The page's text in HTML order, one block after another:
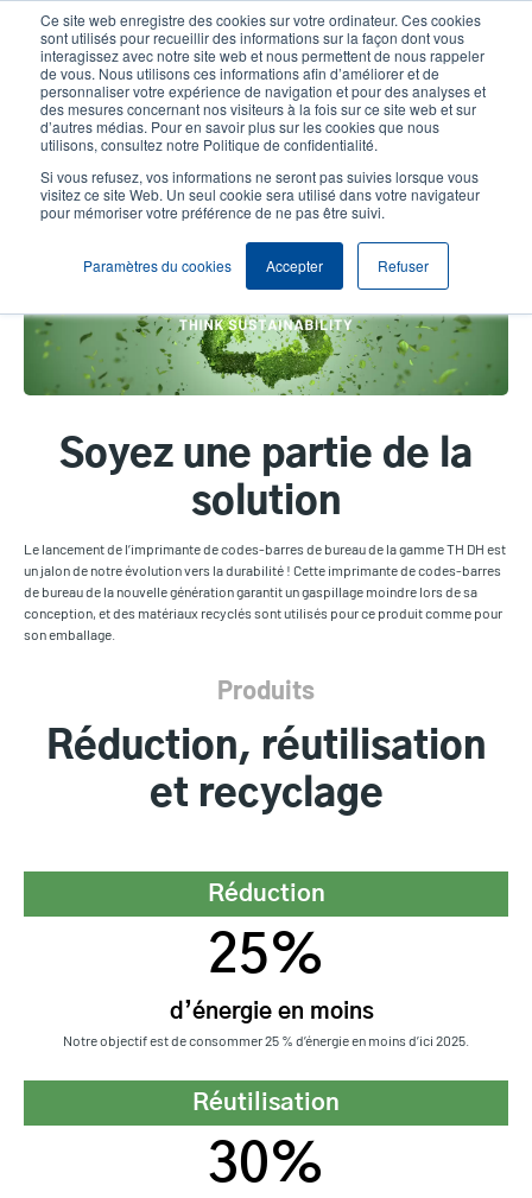
Ce site web enregistre des cookies sur votre ordinateur. Ces cookies
sont utilisés pour recueillir des informations sur la façon dont vous
interagissez avec notre site web et nous permettent de nous rappeler
de vous. Nous utilisons ces informations afin d’améliorer et de
personnaliser votre expérience de navigation et pour des analyses et
des mesures concernant nos visiteurs à la fois sur ce site web et sur
d’autres médias. Pour en savoir plus sur les cookies que nous
utilisons, consultez notre Politique de confidentialité.
Si vous refusez, vos informations ne seront pas suivies lorsque vous
visitez ce site Web. Un seul cookie sera utilisé dans votre navigateur
pour mémoriser votre préférence de ne pas être suivi.
Paramètres du cookies Accepter Refuser
contenu
principal
User
User
Header
Sélection Produits Contact Commercial
Pensez durabilité
Soyez une partie de la
solution
Le lancement de l’imprimante de codes-barres de bureau de la gamme TH DH est
un jalon de notre évolution vers la durabilité ! Cette imprimante de codes-barres
de bureau de la nouvelle génération garantit un gaspillage moindre lors de sa
conception, et des matériaux recyclés sont utilisés pour ce produit comme pour
son emballage.
Produits
Réduction, réutilisation
et recyclage
Réduction
25%
d’énergie en moins
Notre objectif est de consommer 25 % d’énergie en moins d’ici 2025.
Réutilisation
30%